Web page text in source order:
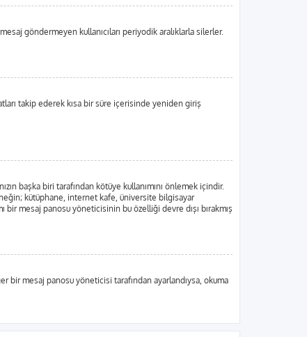
göndermeyen kullanıcıları periyodik aralıklarla silerler.
takip ederek kısa bir süre içerisinde yeniden giriş
başka biri tarafından kötüye kullanımını önlemek içindir.
kütüphane, internet kafe, üniversite bilgisayar
bir mesaj panosu yöneticisinin bu özelliği devre dışı bırakmış
bir mesaj panosu yöneticisi tarafından ayarlandıysa, okuma